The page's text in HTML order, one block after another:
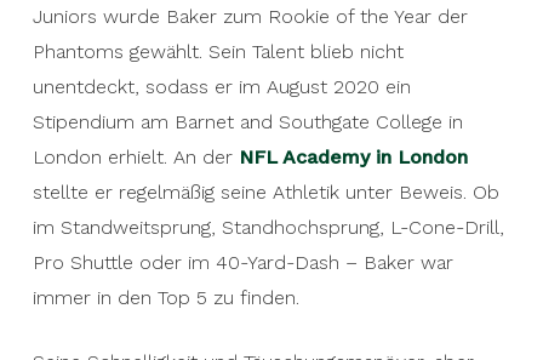
Juniors wurde Baker zum Rookie of the Year der
Phantoms gewählt. Sein Talent blieb nicht
unentdeckt, sodass er im August 2020 ein
Stipendium am Barnet and Southgate College in
London erhielt. An der NFL Academy in London
stellte er regelmäßig seine Athletik unter Beweis. Ob
im Standweitsprung, Standhochsprung, L-Cone-Drill,
Pro Shuttle oder im 40-Yard-Dash – Baker war
immer in den Top 5 zu finden.